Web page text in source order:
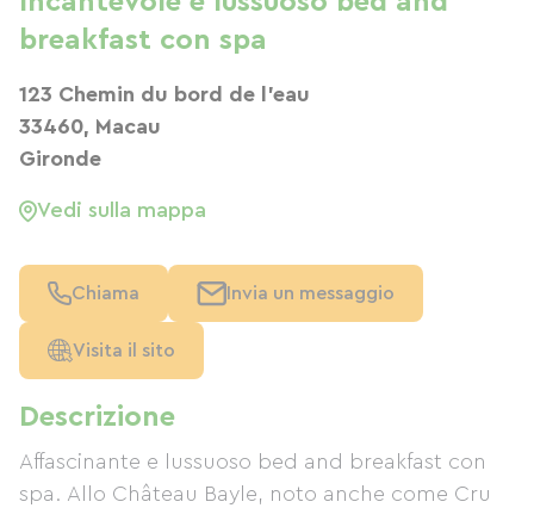
Descrizione
Affascinante e lussuoso bed and breakfast con
spa. Allo Château Bayle, noto anche come Cru
breakfast con spa
123 Chemin du bord de l'eau
33460, Macau
Gironde
Vedi sulla mappa
Chiama Invia un messaggio
Visita il sito